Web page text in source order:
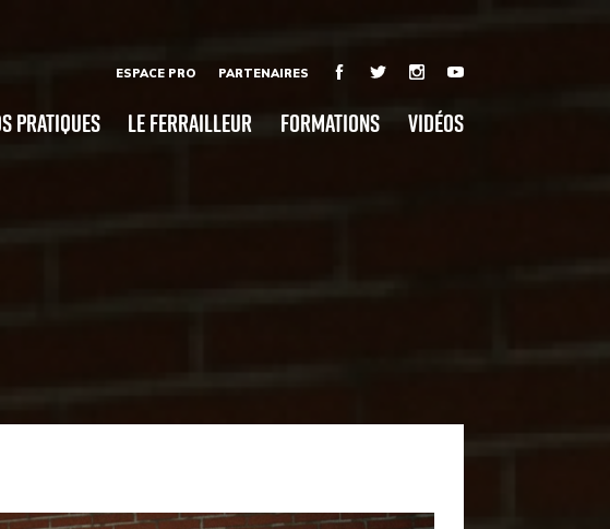
ESPACE PRO PARTENAIRES
pratiques Le Ferrailleur Formations Vidéos